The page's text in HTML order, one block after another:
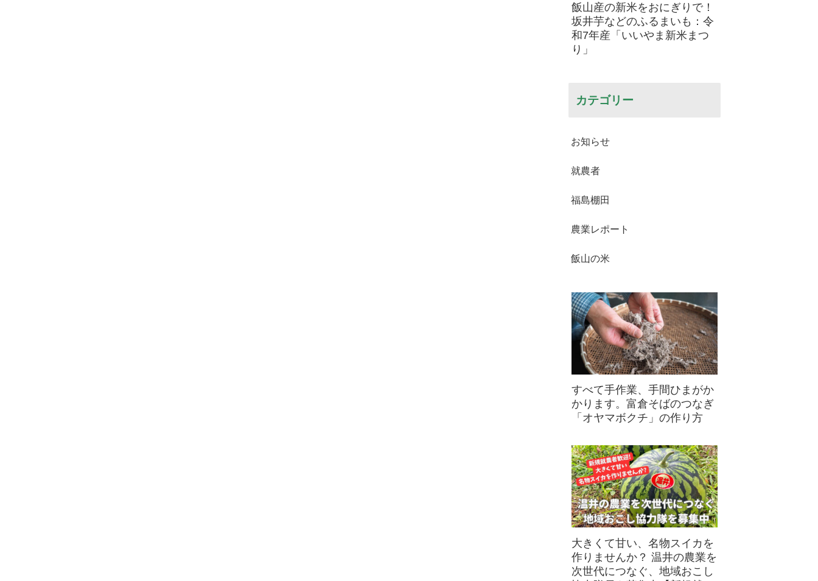
飯山産の新米をおにぎりで！
坂井芋などのふるまいも：令
和7年産「いいやま新米まつ
り」
カテゴリー
お知らせ
就農者
福島棚田
農業レポート
飯山の米
すべて手作業、手間ひまがか
かります。富倉そばのつなぎ
「オヤマボクチ」の作り方
大きくて甘い、名物スイカを
作りませんか？ 温井の農業を
次世代につなぐ、地域おこし